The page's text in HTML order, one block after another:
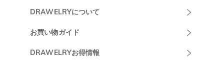
DRAWELRYについて
DRAWELRYについて
お買い物ガイド
発送について
DRAWELRYお得情報